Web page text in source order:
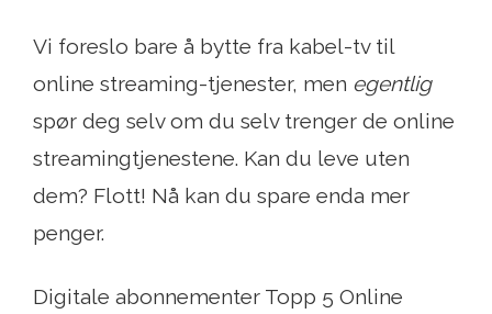
Vi foreslo bare å bytte fra kabel-tv til
online streaming-tjenester, men egentlig
spør deg selv om du selv trenger de online
streamingtjenestene. Kan du leve uten
dem? Flott! Nå kan du spare enda mer
penger.
Digitale abonnementer Topp 5 Online